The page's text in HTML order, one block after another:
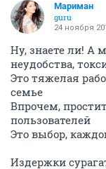
Мариман
guru
24 ноября
Ну, знаете ли! А
неудобства,
Это тяжелая
семье
Впрочем,
пользователей
Это выбор,
Издержки